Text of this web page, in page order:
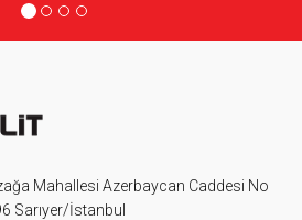
Mahallesi Azerbaycan Caddesi No
Sarıyer/İstanbul